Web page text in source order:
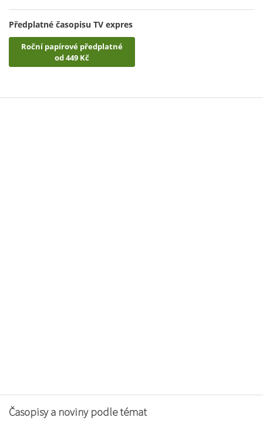
Předplatné časopisu TV expres
Roční papírové předplatné
od 449 Kč
Časopisy a noviny podle témat